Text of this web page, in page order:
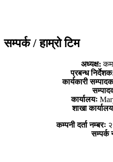
सम्पर्क / हाम्रो टिम
अध्यक्ष:
प्रबन्ध
कार्यकारी
कार्यालयः
शाखा
कम्पनी दर्ता नम्बरः
सम्पर्क